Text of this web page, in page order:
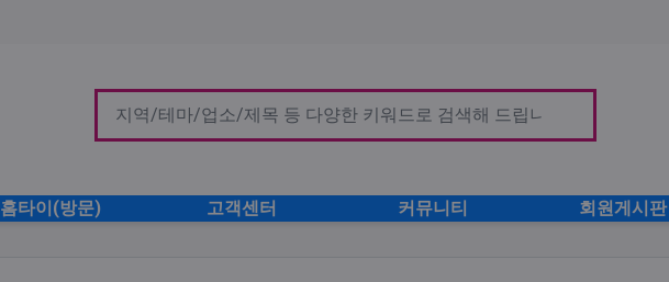
홈타이(방문) 고객센터 커뮤니티 회원게시판